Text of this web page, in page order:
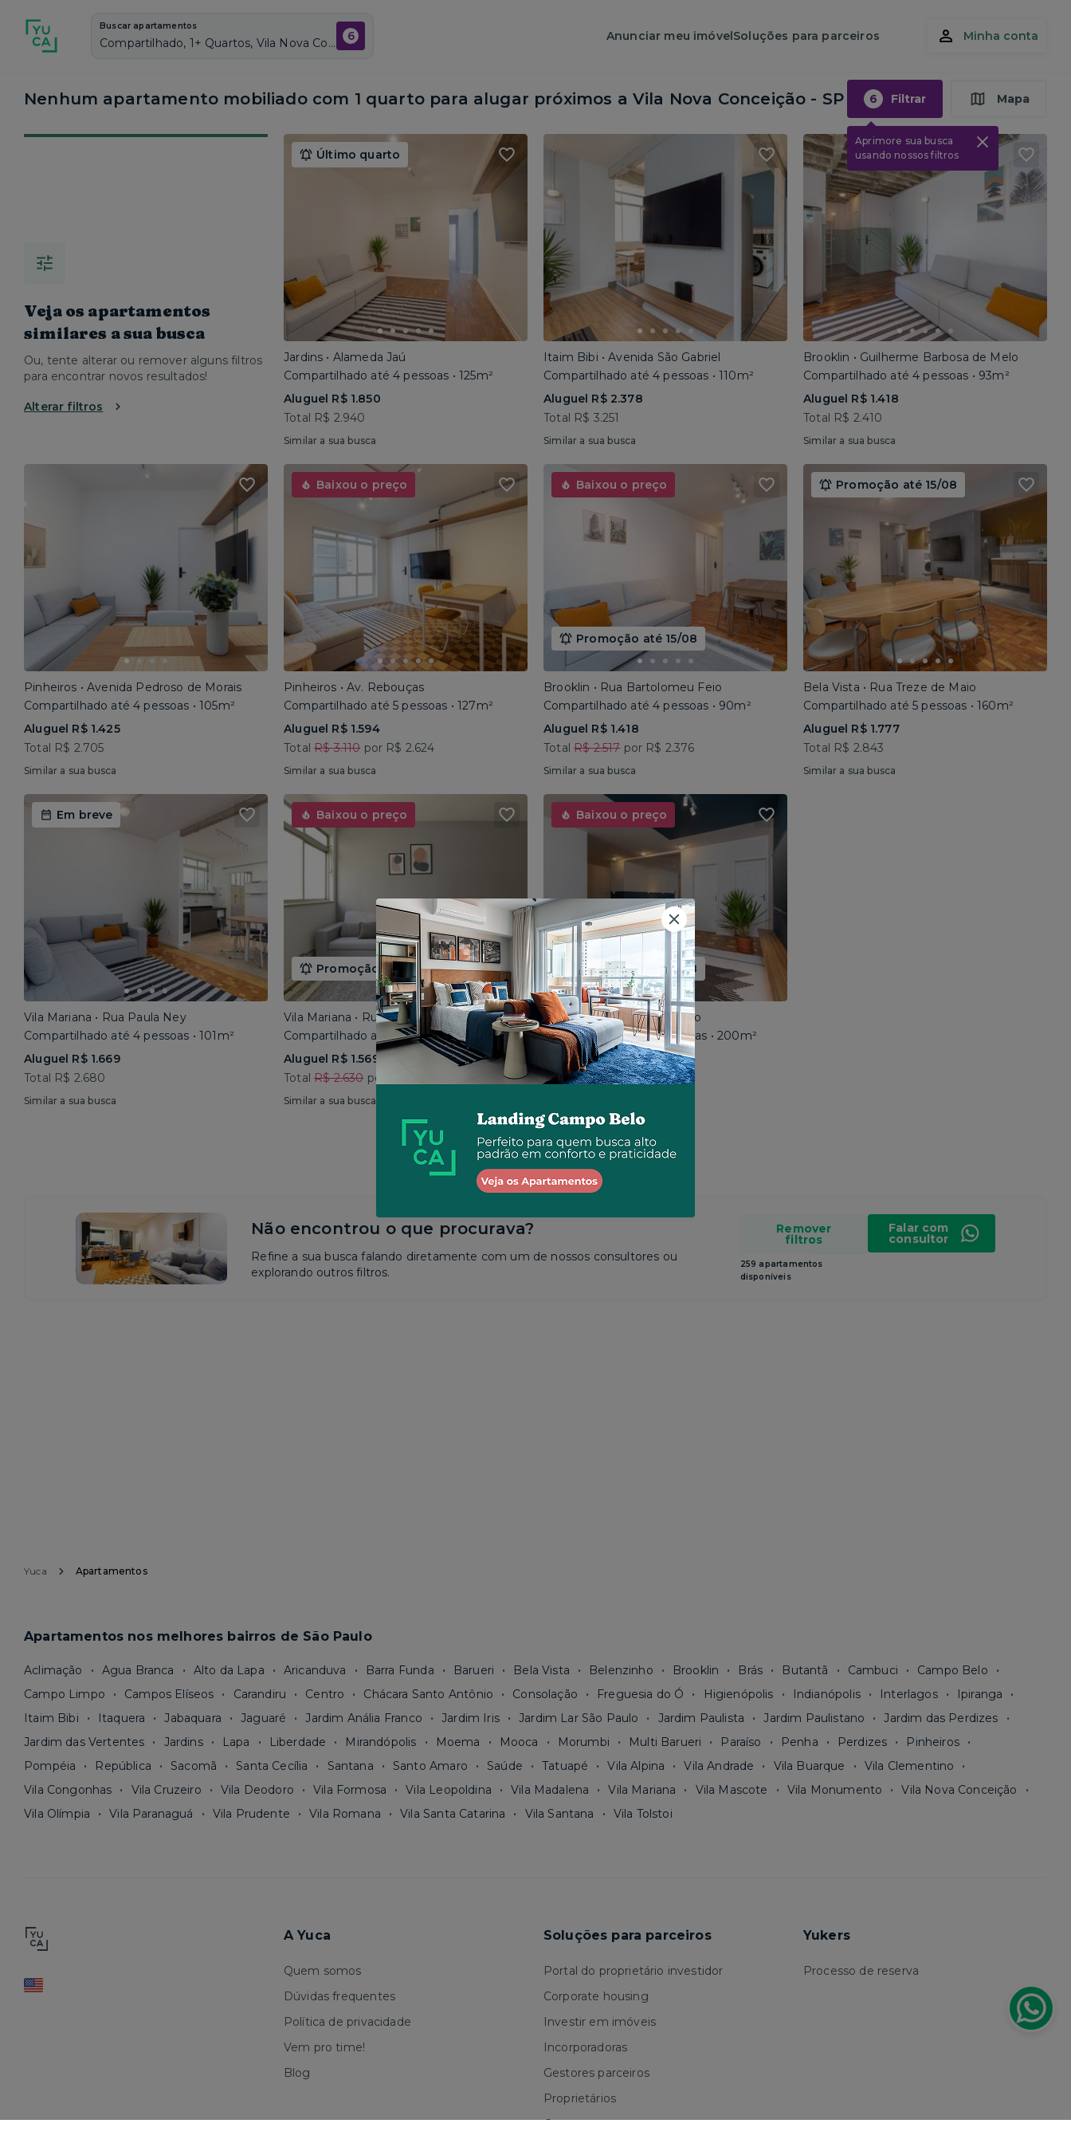
Buscar apartamentos
Compartilhado, 1+ Quartos, Vila Nova Conceição, Vagas de garagem: Sim, Mobiliado, Piscina 6 Anunciar meu imóvelSoluções para parceiros Minha conta
Nenhum apartamento mobiliado com 1 quarto para alugar próximos a Vila Nova Conceição - SP 6 Filtrar
Aprimore sua busca
usando nossos filtros
Mapa
Veja os apartamentos
similares a sua busca
Ou, tente alterar ou remover alguns filtros
para encontrar novos resultados!
Alterar filtros
Último quarto
Jardins • Alameda Jaú
Compartilhado até 4 pessoas • 125m²
Aluguel R$ 1.850
Total R$ 2.940
Similar a sua busca
Itaim Bibi • Avenida São Gabriel
Compartilhado até 4 pessoas • 110m²
Aluguel R$ 2.378
Total R$ 3.251
Similar a sua busca
Brooklin • Guilherme Barbosa de Melo
Compartilhado até 4 pessoas • 93m²
Aluguel R$ 1.418
Total R$ 2.410
Similar a sua busca
Pinheiros • Avenida Pedroso de Morais
Compartilhado até 4 pessoas • 105m²
Aluguel R$ 1.425
Total R$ 2.705
Similar a sua busca
Baixou o preço
Pinheiros • Av. Rebouças
Compartilhado até 5 pessoas • 127m²
Aluguel R$ 1.594
TotalR$ 3.110por R$ 2.624
Similar a sua busca
Baixou o preço
Promoção até 15/08
Brooklin • Rua Bartolomeu Feio
Compartilhado até 4 pessoas • 90m²
Aluguel R$ 1.418
TotalR$ 2.517por R$ 2.376
Similar a sua busca
Promoção até 15/08
Bela Vista • Rua Treze de Maio
Compartilhado até 5 pessoas • 160m²
Aluguel R$ 1.777
Total R$ 2.843
Similar a sua busca
Em breve
Vila Mariana • Rua Paula Ney
Compartilhado até 4 pessoas • 101m²
Aluguel R$ 1.669
Total R$ 2.680
Similar a sua busca
Baixou o preço
Promoção até 15/08
Vila Mariana • Rua José do Patrocínio
Compartilhado até 4 pessoas • 110m²
Aluguel R$ 1.569
TotalR$ 2.630por R$ 2.625
Similar a sua busca
Baixou o preço
Promoção até 15/08
Consolação • Av Consolação
Compartilhado até 5 pessoas • 200m²
Aluguel R$ 1.562
TotalR$ 2.650por R$ 2.573
Não encontrou o que procurava?
Refine a sua busca falando diretamente com um de nossos consultores ou
explorando outros filtros.
Remover
filtros
259 apartamentos
disponíveis
Falar com
consultor
Yuca Apartamentos
Apartamentos nos melhores bairros de São Paulo
Aclimação Agua Branca Alto da Lapa Aricanduva Barra Funda Barueri Bela Vista Belenzinho Brooklin Brás Butantã Cambuci
Campo Belo
Campo Limpo
Campos Elíseos Carandiru Centro Chácara Santo Antônio Consolação Freguesia do Ó Higienópolis Indianópolis Interlagos
Ipiranga
Itaim Bibi
Itaquera Jabaquara Jaguaré Jardim Anália Franco Jardim Iris Jardim Lar São Paulo Jardim Paulista Jardim Paulistano
Jardim das Perdizes
Jardim das Vertentes
Jardins Lapa Liberdade Mirandópolis Moema Mooca Morumbi Multi Barueri Paraíso Penha Perdizes
Pinheiros
Pompéia
República Sacomã Santa Cecília Santana Santo Amaro Saúde Tatuapé Vila Alpina Vila Andrade Vila Buarque
Vila Clementino
Vila Congonhas
Vila Cruzeiro Vila Deodoro Vila Formosa Vila Leopoldina Vila Madalena Vila Mariana Vila Mascote Vila Monumento
Vila Nova Conceição
Vila Olímpia
Vila Paranaguá Vila Prudente Vila Romana Vila Santa Catarina Vila Santana Vila Tolstoi
A Yuca
Quem somos
Dúvidas frequentes
Política de privacidade
Vem pro time!
Blog
Soluções para parceiros
Portal do proprietário investidor
Corporate housing
Investir em imóveis
Incorporadoras
Gestores parceiros
Proprietários
Corretores
Yukers
Processo de reserva